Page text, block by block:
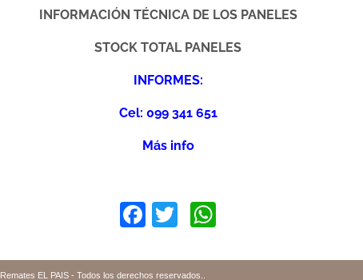
INFORMACIÓN TÉCNICA DE LOS PANELES
STOCK TOTAL PANELES
INFORMES:
Cel: 099 341 651
Más info
Facebook
Twitter
Remates EL PAIS - Todos los derechos reservados.